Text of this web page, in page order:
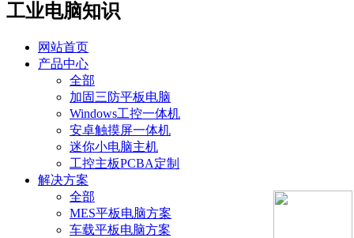
工业电脑知识
网站首页
产品中心
全部
加固三防平板电脑
Windows工控一体机
安卓触摸屏一体机
迷你小电脑主机
工控主板PCBA定制
解决方案
全部
MES平板电脑方案
车载平板电脑方案